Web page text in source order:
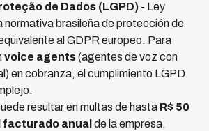
de Dados (LGPD) - Ley
normativa brasileña de protección de
al GDPR europeo. Para
voice agents(agentes de voz con
en cobranza, el cumplimiento LGPD
resultar en multas de hasta R$ 50
facturado anual de la empresa,